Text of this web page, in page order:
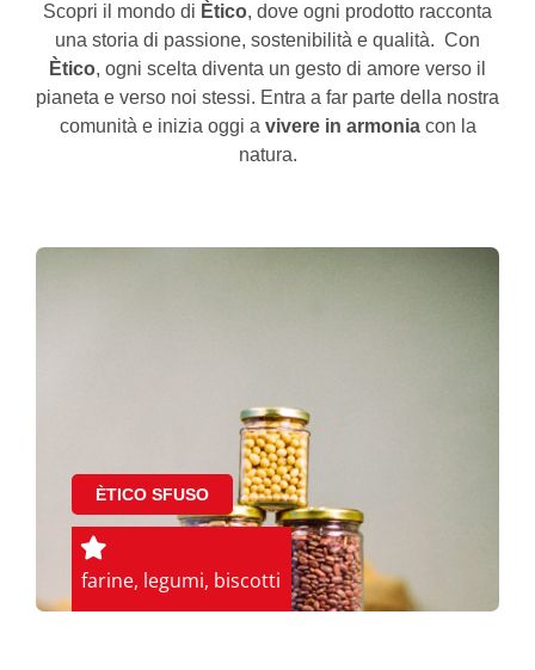
Scopri il mondo di Ètico, dove ogni prodotto racconta
una storia di passione, sostenibilità e qualità. Con
Ètico, ogni scelta diventa un gesto di amore verso il
pianeta e verso noi stessi. Entra a far parte della nostra
comunità e inizia oggi a vivere in armoniacon la
natura.
ÈTICO SFUSO
farine, legumi, biscotti